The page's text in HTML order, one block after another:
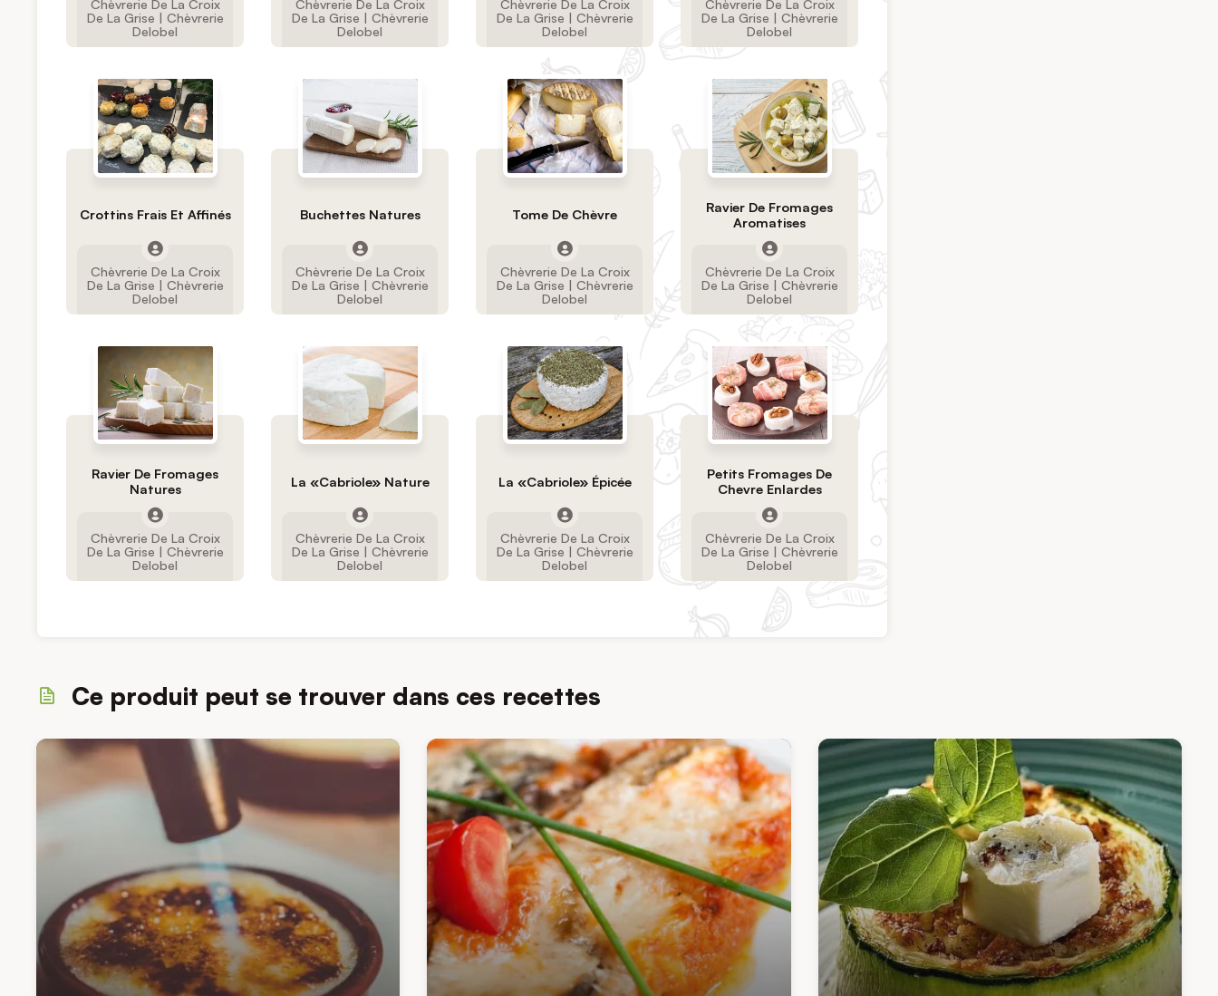
Chèvrerie De La Croix
De La Grise | Chèvrerie
Delobel
Chèvrerie De La Croix
De La Grise | Chèvrerie
Delobel
Chèvrerie De La Croix
De La Grise | Chèvrerie
Delobel
Chèvrerie De La Croix
De La Grise | Chèvrerie
Delobel
Crottins Frais Et Affinés
Chèvrerie De La Croix
De La Grise | Chèvrerie
Delobel
Buchettes Natures
Chèvrerie De La Croix
De La Grise | Chèvrerie
Delobel
Tome De Chèvre
Chèvrerie De La Croix
De La Grise | Chèvrerie
Delobel
Ravier De Fromages
Aromatises
Chèvrerie De La Croix
De La Grise | Chèvrerie
Delobel
Ravier De Fromages
Natures
Chèvrerie De La Croix
De La Grise | Chèvrerie
Delobel
La «Cabriole» Nature
Chèvrerie De La Croix
De La Grise | Chèvrerie
Delobel
La «Cabriole» Épicée
Chèvrerie De La Croix
De La Grise | Chèvrerie
Delobel
Petits Fromages De
Chevre Enlardes
Chèvrerie De La Croix
De La Grise | Chèvrerie
Delobel
Ce produit peut se trouver dans ces recettes